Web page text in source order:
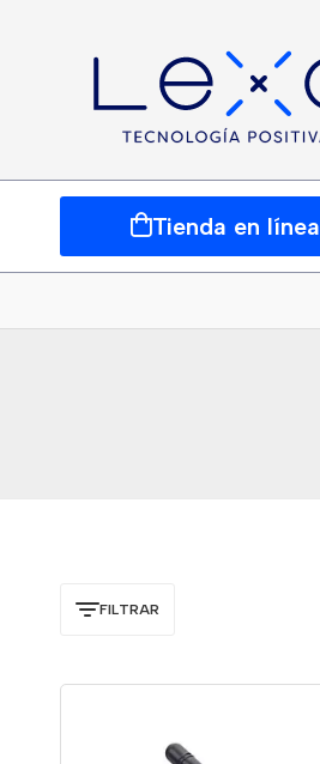
Tienda en línea
FILTRAR